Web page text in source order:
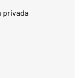
privada